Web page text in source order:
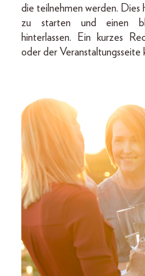
die teilnehmen werden. Dies
zu starten und einen
hinterlassen. Ein kurzes
oder der Veranstaltungsseite